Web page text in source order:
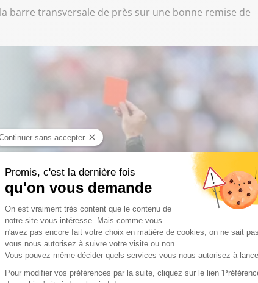
barre transversale de près sur une bonne remise de